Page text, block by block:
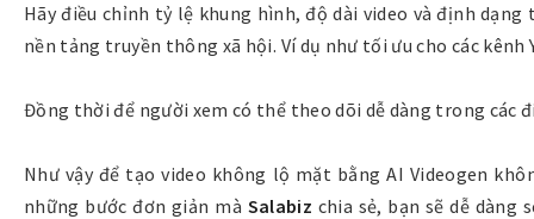
Hãy điều chỉnh tỷ lệ khung hình, độ dài video và định
nền tảng truyền thông xã hội. Ví dụ như tối ưu cho các kênh
Đồng thời để người xem có thể theo dõi dễ dàng trong các
Như vậy để tạo video không lộ mặt bằng AI Videogen
những bước đơn giản mà Salabiz chia sẻ, bạn sẽ dễ